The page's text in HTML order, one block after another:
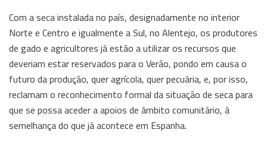
Com a seca instalada no país, designadamente no interior
Norte e Centro e igualmente a Sul, no Alentejo, os produtores
de gado e agricultores já estão a utilizar os recursos que
deveriam estar reservados para o Verão, pondo em causa o
futuro da produção, quer agrícola, quer pecuária, e, por isso,
reclamam o reconhecimento formal da situação de seca para
que se possa aceder a apoios de âmbito comunitário, à
semelhança do que já acontece em Espanha.